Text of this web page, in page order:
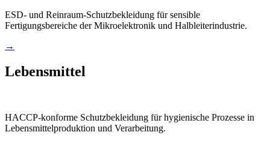
ESD- und Reinraum-Schutzbekleidung für sensible
Fertigungsbereiche der Mikroelektronik und Halbleiterindustrie.
→
Lebensmittel
HACCP-konforme Schutzbekleidung für hygienische Prozesse in
Lebensmittelproduktion und Verarbeitung.